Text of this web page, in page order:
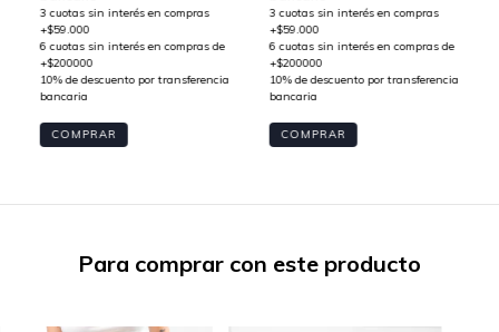
COMPRAR COMPRAR
Para comprar con este producto